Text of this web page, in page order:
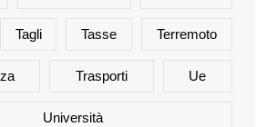
Tagli Tasse Terremoto
Trasporti Ue
Università